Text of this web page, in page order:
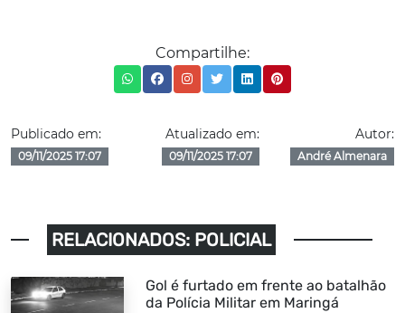
Compartilhe:
Publicado em:
09/11/2025 17:07
Atualizado em:
09/11/2025 17:07
Autor:
André Almenara
RELACIONADOS: POLICIAL
Gol é furtado em frente ao batalhão
da Polícia Militar em Maringá